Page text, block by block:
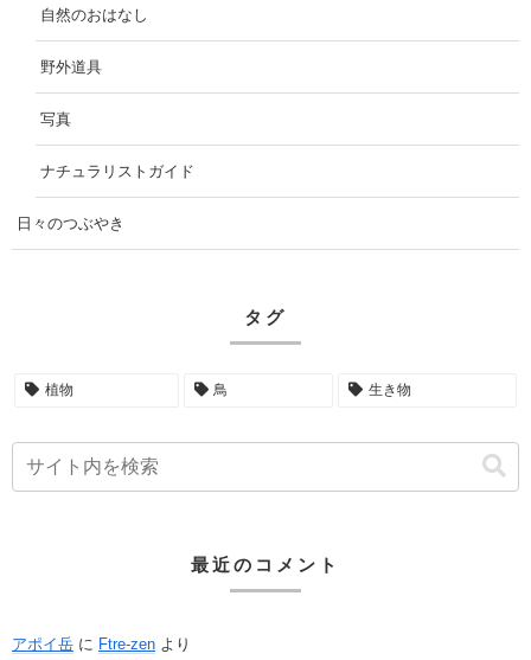
自然のおはなし
野外道具
写真
ナチュラリストガイド
日々のつぶやき
タグ
植物 鳥 生き物
最近のコメント
アポイ岳 に Ftre-zen より